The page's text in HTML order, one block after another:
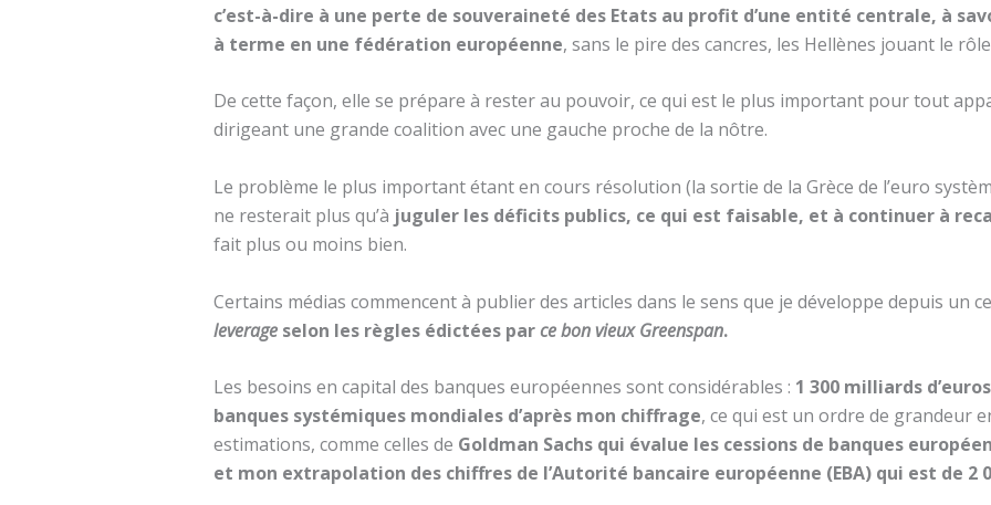
c’est-à-dire à une perte de souveraineté des Etats au profit d’une entité centrale, à
à terme en une fédération européenne, sans le pire des cancres, les Hellènes jouant le
De cette façon, elle se prépare à rester au pouvoir, ce qui est le plus important pour tout
dirigeant une grande coalition avec une gauche proche de la nôtre.
Le problème le plus important étant en cours résolution (la sortie de la Grèce de l’euro
ne resterait plus qu’à juguler les déficits publics, ce qui est faisable, et à continuer à
fait plus ou moins bien.
Certains médias commencent à publier des articles dans le sens que je développe depuis un
leverage selon les règles édictées parce bon vieux Greenspan.
Les besoins en capital des banques européennes sont considérables : 1 300 milliards
banques systémiques mondiales d’après mon chiffrage, ce qui est un ordre de grandeur
estimations, comme celles de Goldman Sachs qui évalue les cessions de banques
et mon extrapolation des chiffres de l’Autorité bancaire européenne (EBA) qui est de 2